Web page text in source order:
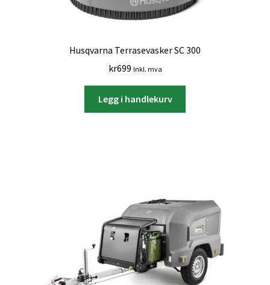
Husqvarna Terrasevasker SC 300
kr699 Inkl. mva
Legg i handlekurv